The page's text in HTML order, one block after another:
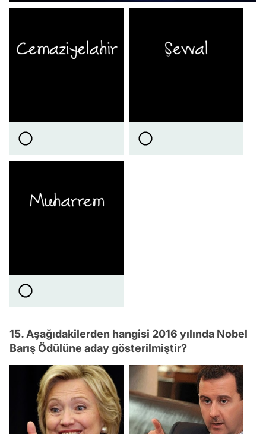
15. Aşağıdakilerden hangisi 2016 yılında Nobel
Barış Ödülüne aday gösterilmiştir?